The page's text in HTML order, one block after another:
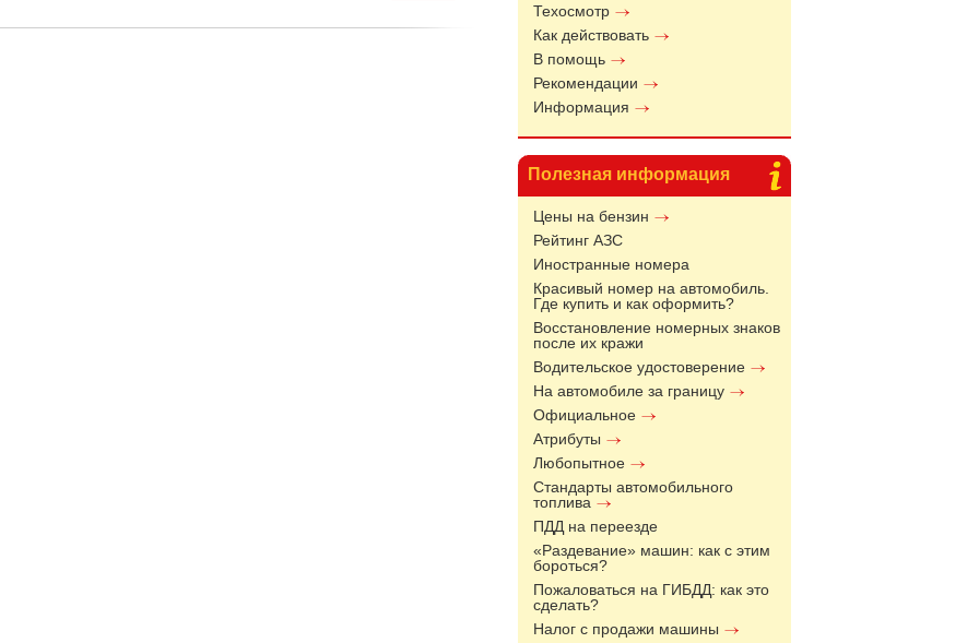
Техосмотр
Как действовать
В помощь
Рекомендации
Информация
Полезная информация
Цены на бензин
Рейтинг АЗС
Иностранные номера
Красивый номер на автомобиль.
Где купить и как оформить?
Восстановление номерных знаков
после их кражи
Водительское удостоверение
На автомобиле за границу
Официальное
Атрибуты
Любопытное
Стандарты автомобильного
топлива
ПДД на переезде
«Раздевание» машин: как с этим
бороться?
Пожаловаться на ГИБДД: как это
сделать?
Налог с продажи машины